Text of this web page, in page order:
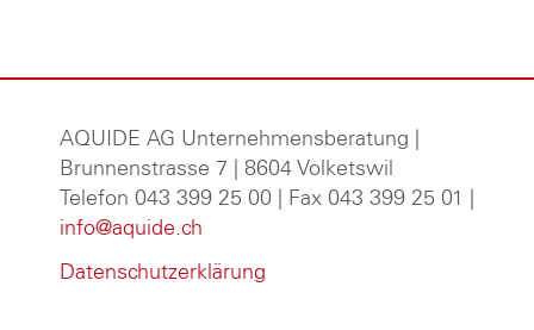
AQUIDE AG Unternehmensberatung
Brunnenstrasse 7 | 8604 Volketswil
Telefon 043 399 25 00 | Fax 043 399 25 01 |
info@aquide.ch
Datenschutzerklärung